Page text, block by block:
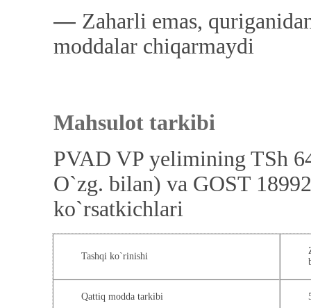
― Zaharli emas,
moddalar chiqarmaydi
Mahsulot tarkibi
PVAD VP yelimining TSh
O`zg. bilan) va GOST
ko`rsatkichlari
Tashqi ko`rinishi
Qattiq modda tarkibi